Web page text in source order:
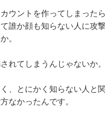
ウントを作ってしまった
誰か顔も知らない人に攻
。
れてしまうんじゃないか。
、とにかく知らない人と
なかったんです。